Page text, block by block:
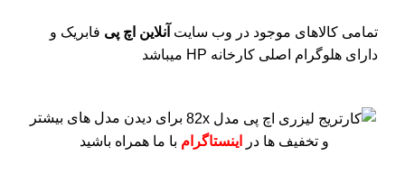
تمامی کالاهای موجود در وب سایت آنلاین اچ پی فابریک و
دارای هلوگرام اصلی کارخانه HP میباشد
برای دیدن مدل های بیشتر
و تخفیف ها در
اینستاگرام با ما همراه باشید